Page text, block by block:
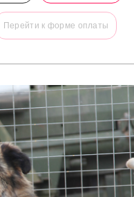
Перейти к форме оплаты